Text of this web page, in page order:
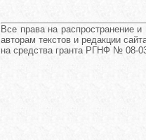
Все права на распространение
авторам текстов и редакции
на средства гранта РГНФ № 08-